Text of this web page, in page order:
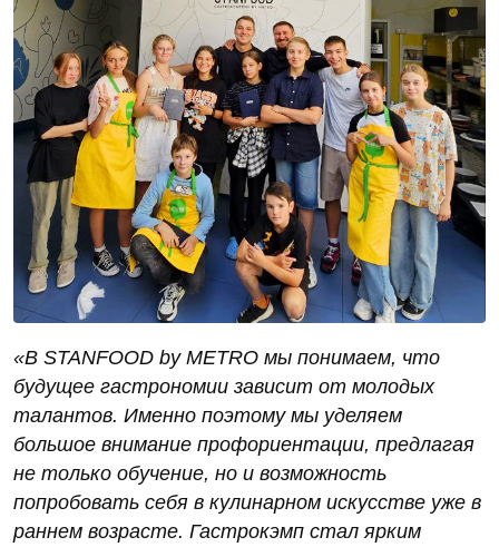
«В STANFOOD by METRO мы понимаем, что
будущее гастрономии зависит от молодых
талантов. Именно поэтому мы уделяем
большое внимание профориентации, предлагая
не только обучение, но и возможность
попробовать себя в кулинарном искусстве уже в
раннем возрасте. Гастрокэмп стал ярким